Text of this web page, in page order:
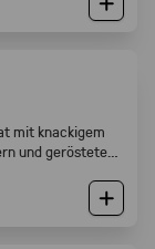
mit knackigem
und geröstetem
Gabelfood